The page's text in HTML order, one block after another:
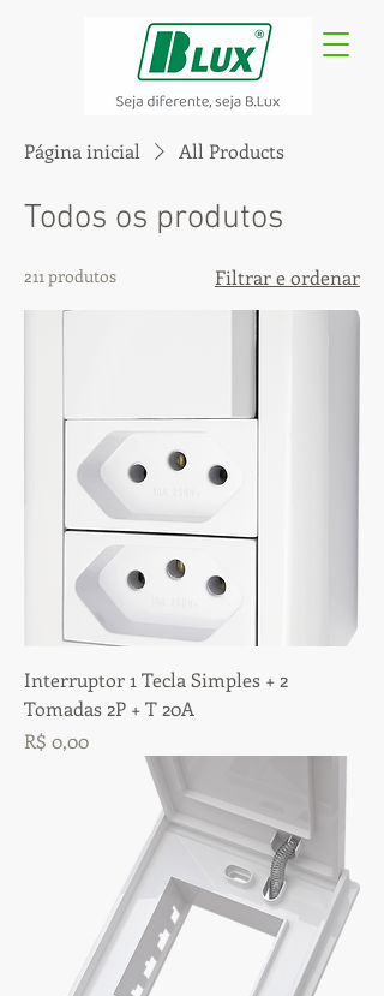
Página inicial All Products
Todos os produtos
211 produtos Filtrar e ordenar
Interruptor 1 Tecla Simples + 2
Tomadas 2P + T 20A
Preço
R$ 0,00